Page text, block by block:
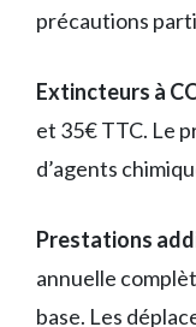
précautions
Extincteurs à
et 35€ TTC. Le
d’agents
Prestations
annuelle
base. Les